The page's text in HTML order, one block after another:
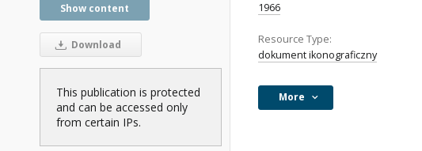
Show content
Download
This publication is protected
and can be accessed only
from certain IPs.
1966
Resource Type:
dokument ikonograficzny
More